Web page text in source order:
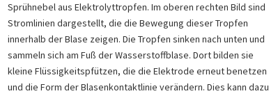
Sprühnebel aus Elektrolyttropfen. Im oberen rechten Bild sind
Stromlinien dargestellt, die die Bewegung dieser Tropfen
innerhalb der Blase zeigen. Die Tropfen sinken nach unten und
sammeln sich am Fuß der Wasserstoffblase. Dort bilden sie
kleine Flüssigkeitspfützen, die die Elektrode erneut benetzen
und die Form der Blasenkontaktlinie verändern. Dies kann dazu